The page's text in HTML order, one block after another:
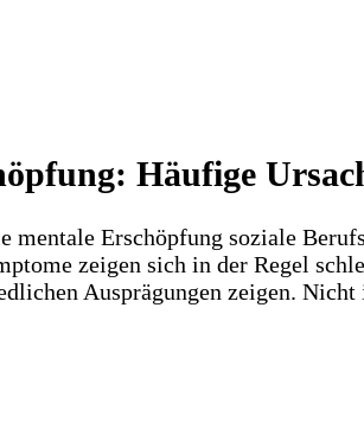
Häufige
Erschöpfung soziale
zeigen sich in der Regel
Ausprägungen zeigen.